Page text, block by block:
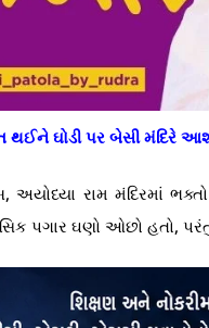
થઈને ઘોડી પર બેસી મંદિરે
અયોધ્યા રામ મંદિરમાં
પગાર ઘણો ઓછો હતો,